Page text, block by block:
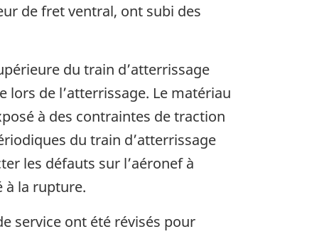
de fret ventral, ont subi des
du train d’atterrissage
lors de l’atterrissage. Le matériau
à des contraintes de traction
du train d’atterrissage
les défauts sur l’aéronef à
à la rupture.
service ont été révisés pour